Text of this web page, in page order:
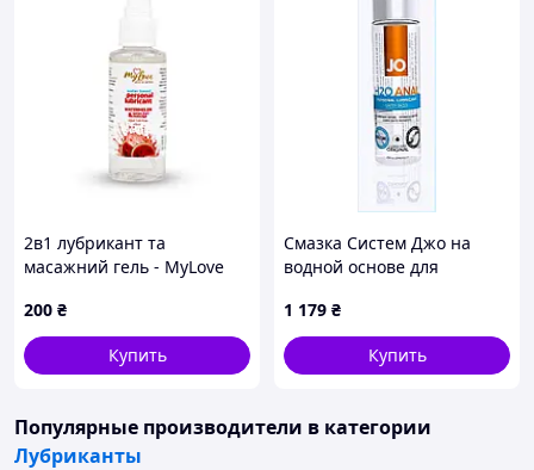
2в1 лубрикант та
масажний гель - MyLove
Intim&Massage
Watermelon, 50 мл
200 ₴
Купить
Смазка Систем Джо на
водной основе для
1 179 ₴
Купить
Популярные производители в категории
Лубриканты